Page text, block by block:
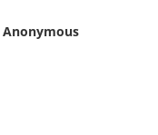
Anonymous